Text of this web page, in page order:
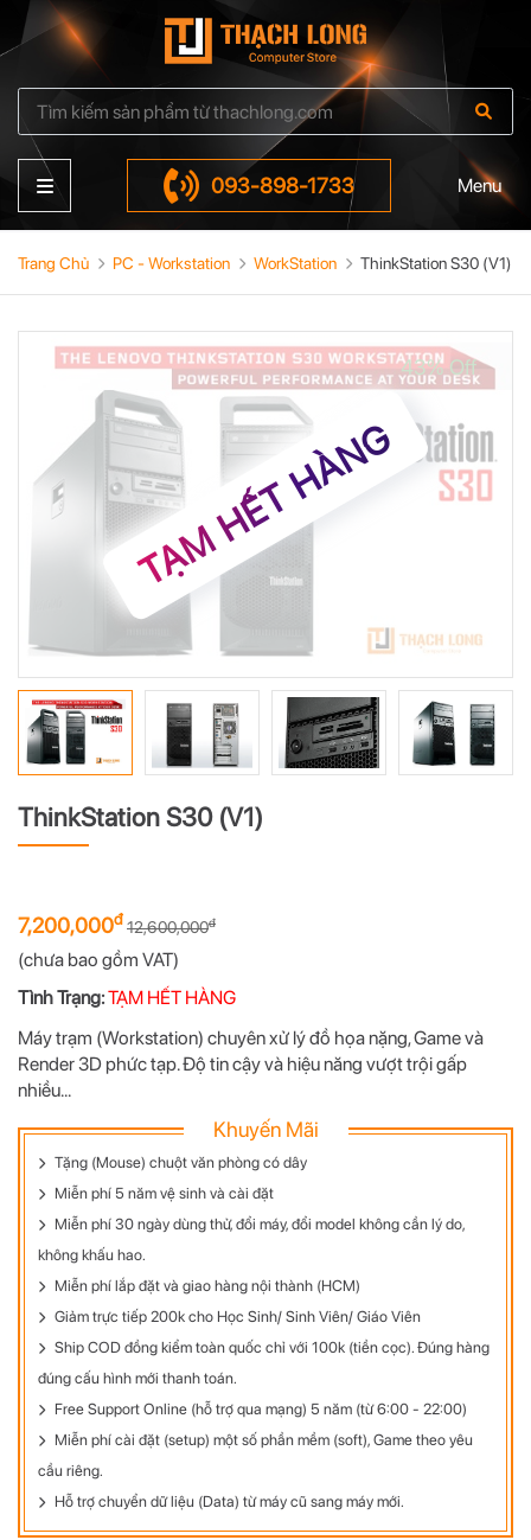
093-898-1733 Menu
Trang Chủ PC - Workstation WorkStation ThinkStation S30 (V1)
43% Off
TẠM HẾT HÀNG
ThinkStation S30 (V1)
7,200,000đ12,600,000đ
(chưa bao gồm VAT)
Tình Trạng:TẠM HẾT HÀNG
Máy trạm (Workstation) chuyên xử lý đồ họa nặng, Game và
Render 3D phức tạp. Độ tin cậy và hiệu năng vượt trội gấp
nhiều...
Khuyến Mãi
Tặng (Mouse) chuột văn phòng có dây
Miễn phí 5 năm vệ sinh và cài đặt
Miễn phí 30 ngày dùng thử, đổi máy, đổi model không cần lý do,
không khấu hao.
Miễn phí lắp đặt và giao hàng nội thành (HCM)
Giảm trực tiếp 200k cho Học Sinh/ Sinh Viên/ Giáo Viên
Ship COD đồng kiểm toàn quốc chỉ với 100k (tiền cọc). Đúng hàng
đúng cấu hình mới thanh toán.
Free Support Online (hỗ trợ qua mạng) 5 năm (từ 6:00 - 22:00)
Miễn phí cài đặt (setup) một số phần mềm (soft), Game theo yêu
cầu riêng.
Hỗ trợ chuyển dữ liệu (Data) từ máy cũ sang máy mới.